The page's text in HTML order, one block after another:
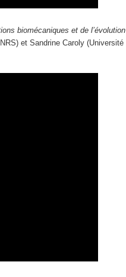
biomécaniques et de l’évolution
et Sandrine Caroly (Université